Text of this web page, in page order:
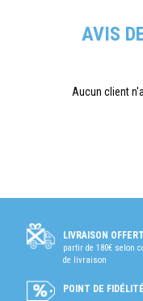
AVIS
Aucun client
LIVRAISON
partir de 180€ selon
de livraison
POINT DE FIDÉLITÉ